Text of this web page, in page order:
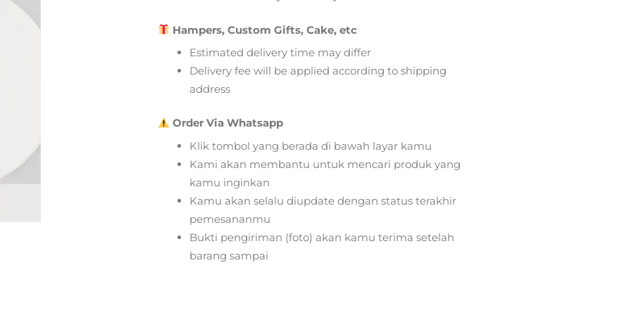
Hampers, Custom Gifts, Cake, etc
Estimated delivery time may differ
Delivery fee will be applied according to shipping
address
Order Via Whatsapp
Klik tombol yang berada di bawah layar kamu
Kami akan membantu untuk mencari produk yang
kamu inginkan
Kamu akan selalu diupdate dengan status terakhir
pemesananmu
Bukti pengiriman (foto) akan kamu terima setelah
barang sampai